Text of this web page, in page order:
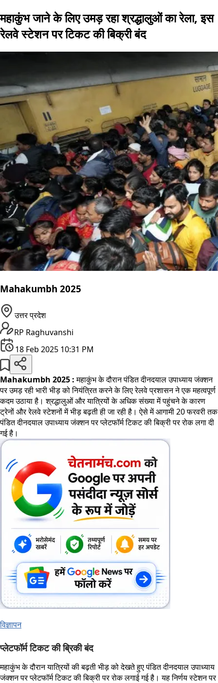
महाकुंभ जाने के लिए उमड़ रहा श्रद्धालुओं का रेला, इस
रेलवे स्टेशन पर टिकट की बिक्री बंद
Mahakumbh 2025
उत्तर प्रदेश
RP Raghuvanshi
18 Feb 2025 10:31 PM
Mahakumbh 2025 :महाकुंभ के दौरान पंडित दीनदयाल उपाध्याय जंक्शन
पर उमड़ रही भारी भीड़ को नियंत्रित करने के लिए रेलवे प्रशासन ने एक महत्वपूर्ण
कदम उठाया है। श्रद्धालुओं और यात्रियों के अधिक संख्या में पहुंचने के कारण
ट्रेनों और रेलवे स्टेशनों में भीड़ बढ़ती ही जा रही है। ऐसे में आगामी 20 फरवरी तक
पंडित दीनदयाल उपाध्याय जंक्शन पर प्लेटफॉर्म टिकट की बिक्री पर रोक लगा दी
गई है।
विज्ञापन
प्लेटफॉर्म टिकट की ब्रिकी बंद
महाकुंभ के दौरान यात्रियों की बढ़ती भीड़ को देखते हुए पंडित दीनदयाल उपाध्याय
जंक्शन पर प्लेटफॉर्म टिकट की बिक्री पर रोक लगाई गई है। यह निर्णय स्टेशन पर